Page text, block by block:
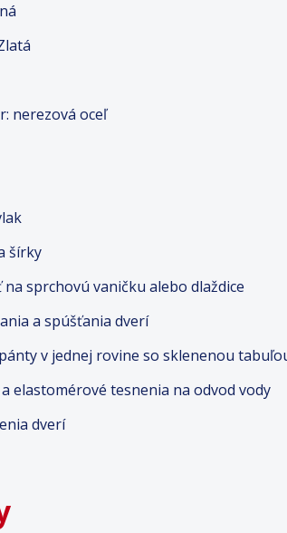
nerezová oceľ
šírky
sprchovú vaničku alebo dlaždice
a spúšťania dverí
v jednej rovine so sklenenou
elastomérové tesnenia na odvod vody
dverí